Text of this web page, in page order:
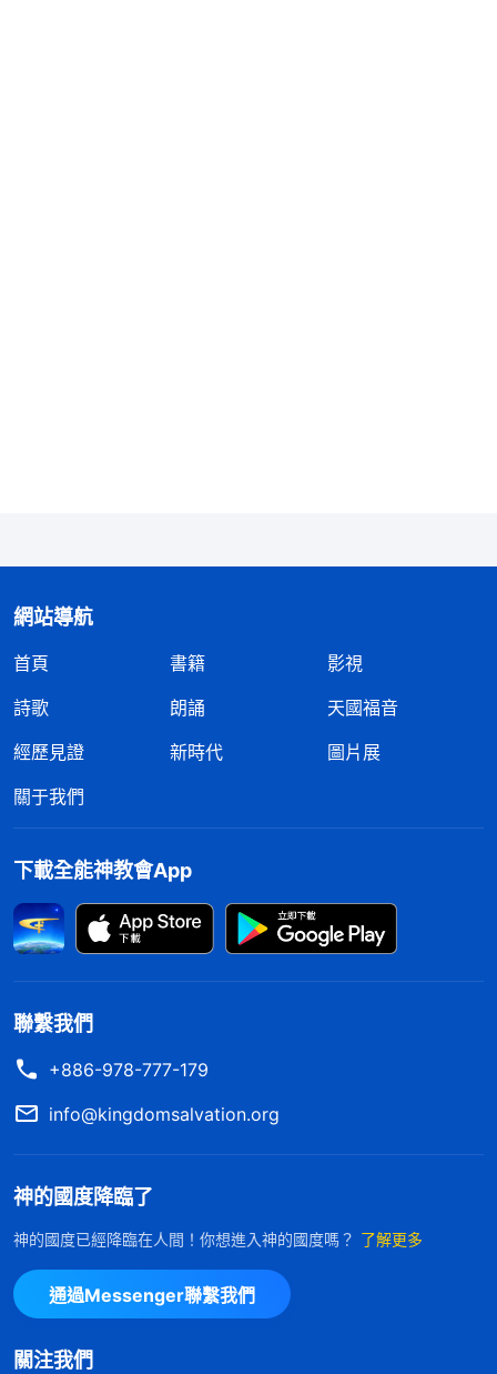
題，而是站地位教訓人，還有意抬高自己、見證自
己，讓人仰望、崇拜，把弟兄姊妹都帶到自己的面
的旗號在搞自己的經營，完全是在利用盡本分的機會
滿足自己出人頭地、讓人高看的野心欲望，我這不是
在明目張膽地抵擋神嗎？人是神造的，本該敬拜神、
仰望神，心中只有神的地位，可我一個污穢敗壞、低
賤渺小的人，却總想在人心中有地位，這不是太狂妄
了嗎？不是大逆不道、逆天而行嗎？不是嚴重觸犯神
性情嗎？想到這裏，我不禁為自己的所做所行感到膽
神怎能容讓我這樣悖逆抵擋他呢？此時我才認識到，
還會做出更多、更大的抵擋神的事，真到了讓神無法
原諒的地步，那就一切都晚了。我越想越害怕，越想
越覺得虧欠神太多，不由得俯伏在神面前禱告：「神
啊！我的本性太狂妄、太虚浮了，在盡本分中不追求
碌，一心想在教會中出人頭地，走的就是敵基督的道
路，我這樣的盡本分又怎能不失敗跌倒？若不是你的
刑罰審判、對付修理及時臨到，我肯定會沿着敵基督
的道路走下去，最終斷送自己蒙拯救的機會。神啊！
網站導航
首頁 書籍
影視
詩歌
朗誦
天國福音
經歷見證
新時代
圖片展
關于我們
下載全能神教會App
聯繫我們
+886-978-777-179
info@kingdomsalvation.org
神的國度降臨了
神的國度已經降臨在人間！你想進入神的國度嗎？ 了解更多
通過Messenger聯繫我們
關注我們